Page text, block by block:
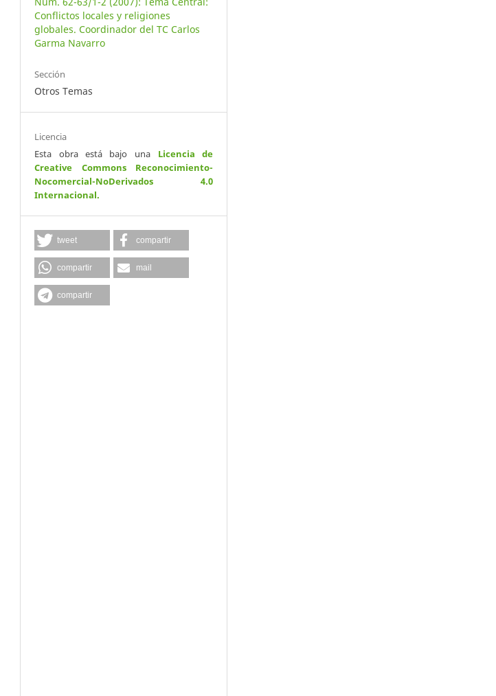
Conflictos locales y religiones
globales. Coordinador del TC Carlos
Garma Navarro
Sección
Otros Temas
Licencia
Esta obra está bajo una Licencia de
Creative Commons Reconocimiento-
Nocomercial-NoDerivados 4.0
Internacional.
tweet compartir
compartir mail
compartir